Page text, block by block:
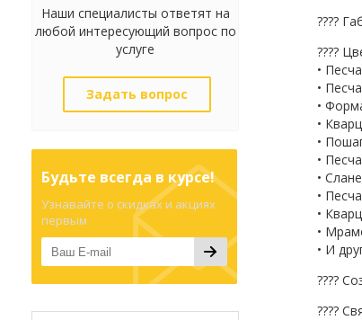
Наши специалисты ответят на
любой интересующий вопрос по
услуге
Задать вопрос
Будьте всегда в курсе!
Узнавайте о скидках и акциях
первым
????
????
•
•
•
•
•
•
•
•
•
•
• И
????
????